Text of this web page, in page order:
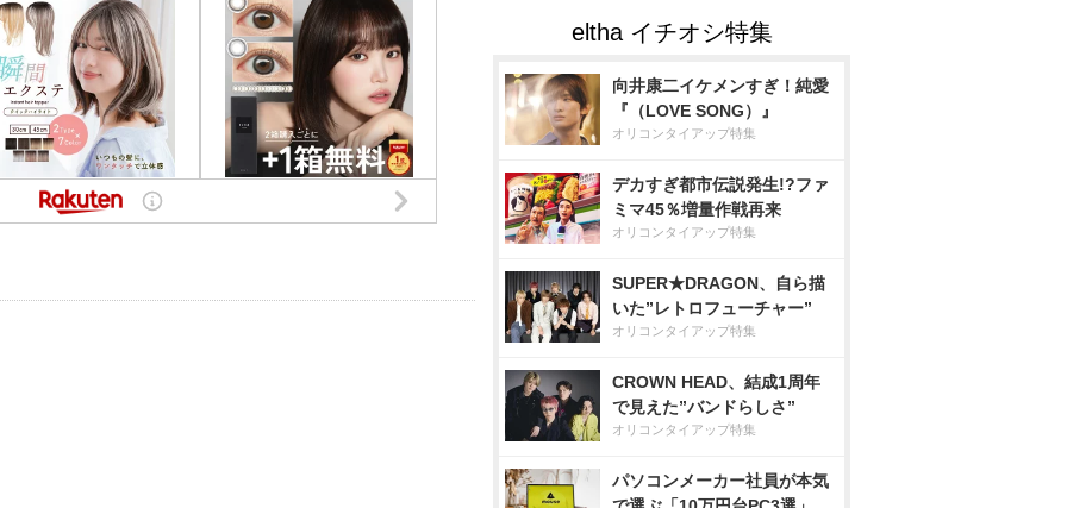
向井康二イケメンすぎ！純愛
『（LOVE SONG）』
オリコンタイアップ特集
デカすぎ都市伝説発生!?ファ
ミマ45％増量作戦再来
オリコンタイアップ特集
SUPER★DRAGON、自ら描
いた”レトロフューチャー”
オリコンタイアップ特集
CROWN HEAD、結成1周年
で見えた”バンドらしさ”
オリコンタイアップ特集
パソコンメーカー社員が本気